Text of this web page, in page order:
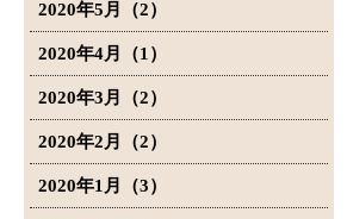
2020年5月（2）
2020年4月（1）
2020年3月（2）
2020年2月（2）
2020年1月（3）